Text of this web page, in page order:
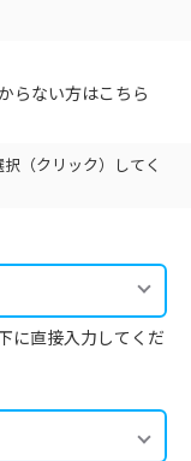
らない方はこちら
（クリック）してく
に直接入力してくだ